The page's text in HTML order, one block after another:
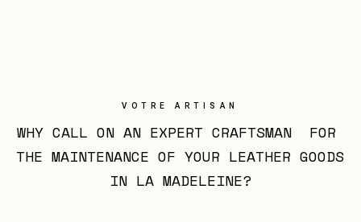
VOTRE ARTISAN
WHY CALL ON AN EXPERT CRAFTSMAN  FOR
THE MAINTENANCE OF YOUR LEATHER GOODS
IN LA MADELEINE?